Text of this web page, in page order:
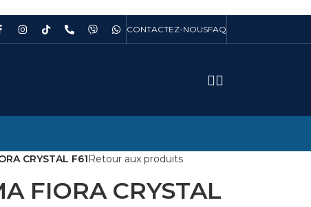
CONTACTEZ-NOUSFAQ
CRYSTAL F61Retour aux produits
FIORA CRYSTAL